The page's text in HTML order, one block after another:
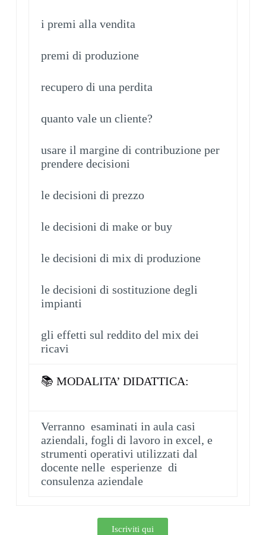
i premi alla vendita
premi di produzione
recupero di una perdita
quanto vale un cliente?
usare il margine di contribuzione per
prendere decisioni
le decisioni di prezzo
le decisioni di make or buy
le decisioni di mix di produzione
le decisioni di sostituzione degli
impianti
gli effetti sul reddito del mix dei
ricavi
📚 MODALITA’ DIDATTICA:
Verranno esaminati in aula casi
aziendali, fogli di lavoro in excel, e
strumenti operativi utilizzati dal
docente nelle esperienze di
consulenza aziendale
Iscriviti qui